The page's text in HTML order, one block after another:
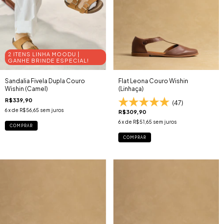
2 ITENS LINHA MOODU |
GANHE BRINDE ESPECIAL!
Sandalia Fivela Dupla Couro
Wishin (Camel)
R$339,90
6x de R$56,65 sem juros
COMPRAR
Flat Leona Couro Wishin
(Linhaça)
(47)
R$309,90
6 x de R$51,65 sem juros
COMPRAR